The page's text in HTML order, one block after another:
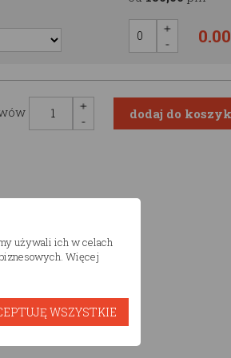
0.00
używali ich w celach
Więcej
WSZYSTKIE